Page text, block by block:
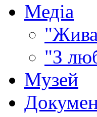
Медіа
"З
Музей